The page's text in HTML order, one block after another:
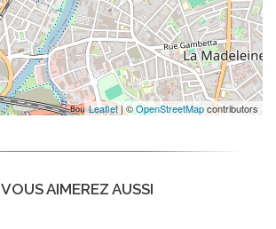
Leaflet| ©OpenStreetMapcontributors
VOUS AIMEREZ AUSSI